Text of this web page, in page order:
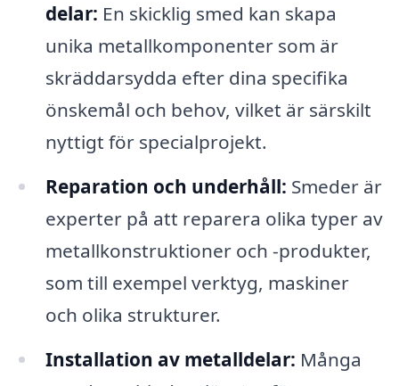
delar: En skicklig smed kan skapa
unika metallkomponenter som är
skräddarsydda efter dina specifika
önskemål och behov, vilket är särskilt
nyttigt för specialprojekt.
Reparation och underhåll: Smeder är
experter på att reparera olika typer av
metallkonstruktioner och -produkter,
som till exempel verktyg, maskiner
och olika strukturer.
Installation av metalldelar: Många